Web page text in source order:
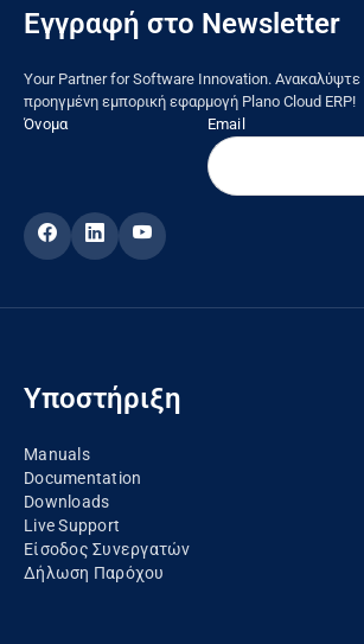
Εγγραφή στο Newsletter
Your Partner for Software Innovation. Ανακαλύψτε
προηγμένη εμπορική εφαρμογή Plano Cloud ERP!
Όνομα
Email
Υποστήριξη
Manuals
Documentation
Downloads
Live Support
Είσοδος Συνεργατών
Δήλωση Παρόχου